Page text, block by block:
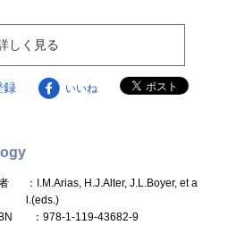
しく見る
録 いいね
：I.M.Arias, H.J.Alter, J.L.Boyer, et a
l.(eds.)
：978-1-119-43682-9